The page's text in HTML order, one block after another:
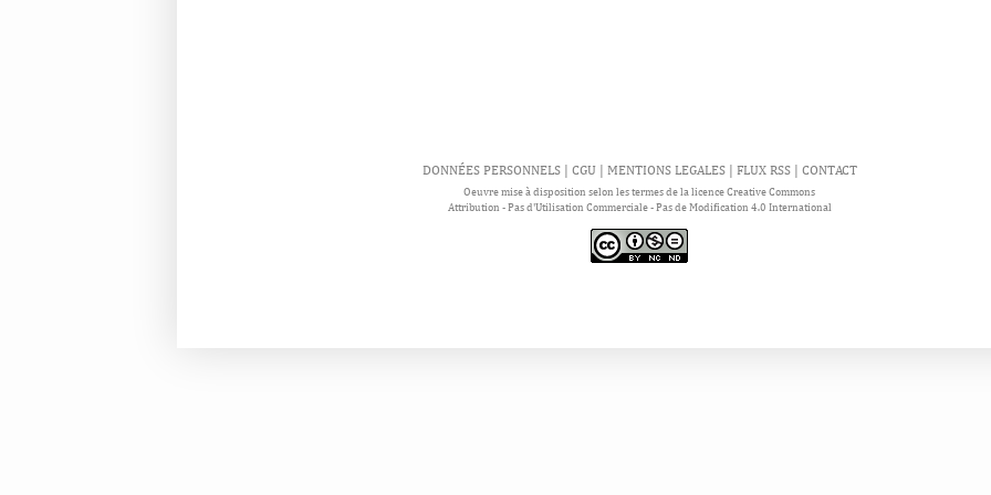
DONNÉES PERSONNELS | CGU MENTIONS LEGALES| FLUX RSS| CONTACT
Oeuvre mise à disposition selon les termes de la licence Creative Commons
Attribution - Pas d'Utilisation Commerciale - Pas de Modification 4.0 International